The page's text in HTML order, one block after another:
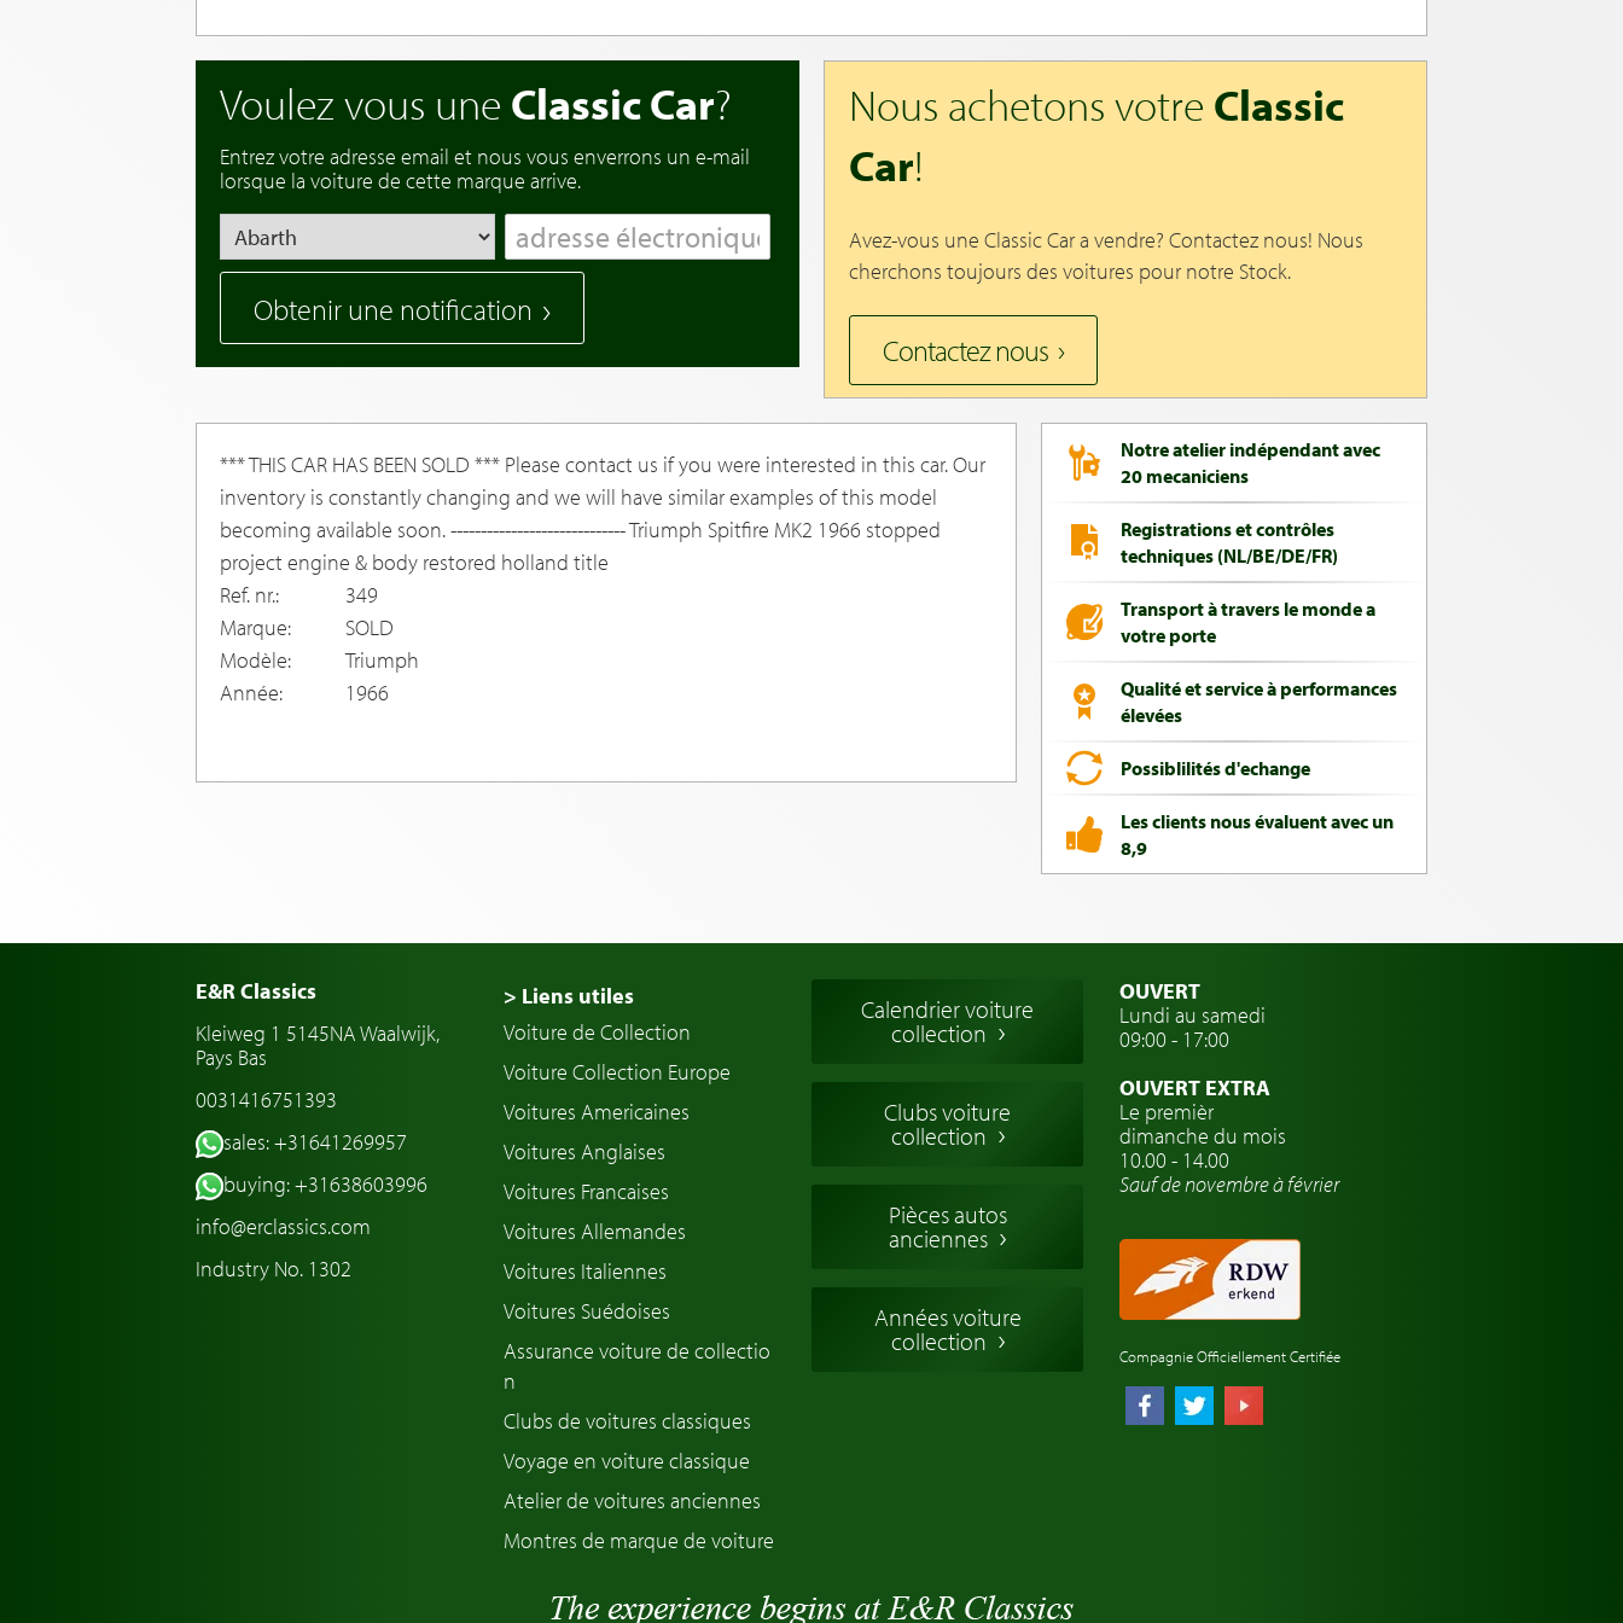
Voulez vous une Classic Car?
Entrez votre adresse email et nous vous enverrons un e-mail
lorsque la voiture de cette marque arrive.
Obtenir une notification
Nous achetons votre Classic
Car!
Avez-vous une Classic Car a vendre? Contactez nous! Nous
cherchons toujours des voitures pour notre Stock.
Contactez nous
*** THIS CAR HAS BEEN SOLD *** Please contact us if you were interested in this car. Our
inventory is constantly changing and we will have similar examples of this model
becoming available soon. ----------------------------- Triumph Spitfire MK2 1966 stopped
project engine & body restored holland title
Ref. nr.:
349
Marque:
SOLD
Modèle:
Triumph
Année:
1966
Notre atelier indépendant avec
20 mecaniciens
Registrations et contrôles
techniques (NL/BE/DE/FR)
Transport à travers le monde a
votre porte
Qualité et service à performances
élevées
Possiblilités d'echange
Les clients nous évaluent avec un
8,9
E&R Classics
Kleiweg 1 5145NA Waalwijk,
Pays Bas
0031416751393
sales: +31641269957
buying: +31638603996
info@erclassics.com
Industry No. 1302
> Liens utiles
Voiture de Collection
Voiture Collection Europe
Voitures Americaines
Voitures Anglaises
Voitures Francaises
Voitures Allemandes
Voitures Italiennes
Voitures Suédoises
Assurance voiture de collectio
n
Clubs de voitures classiques
Voyage en voiture classique
Atelier de voitures anciennes
Montres de marque de voiture
Calendrier voiture
collection
Clubs voiture
collection
Pièces autos
anciennes
Années voiture
collection
OUVERT
Lundi au samedi
09:00 - 17:00
OUVERT EXTRA
Le premièr
dimanche du mois
10.00 - 14.00
Sauf de novembre à février
Compagnie Officiellement Certifiée